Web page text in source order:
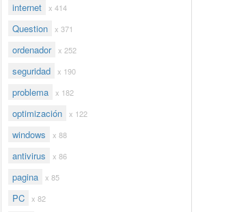
internet x 414
Question x 371
ordenador x 252
seguridad x 190
problema x 182
optimización x 122
windows x 88
antivirus x 86
pagina x 85
PC x 82